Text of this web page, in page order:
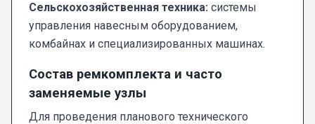
Сельскохозяйственная техника: системы
управления навесным оборудованием,
комбайнах и специализированных машинах.
Состав ремкомплекта и часто
заменяемые узлы
Для проведения планового технического